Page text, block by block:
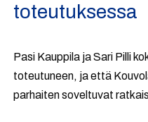
toteutuksessa
Pasi Kauppila ja Sari Pilli
toteutuneen, ja että
parhaiten soveltuvat